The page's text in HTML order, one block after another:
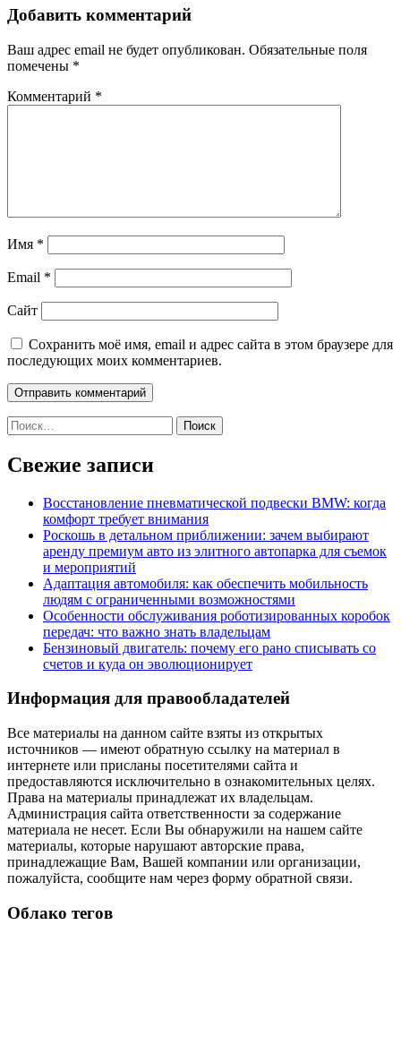
Добавить комментарий
Ваш адрес email не будет опубликован. Обязательные поля
помечены *
Комментарий *
Имя *
Email *
Сайт
Сохранить моё имя, email и адрес сайта в этом браузере для
последующих моих комментариев.
Найти:
Свежие записи
Восстановление пневматической подвески BMW: когда
комфорт требует внимания
Роскошь в детальном приближении: зачем выбирают
аренду премиум авто из элитного автопарка для съемок
и мероприятий
Адаптация автомобиля: как обеспечить мобильность
людям с ограниченными возможностями
Особенности обслуживания роботизированных коробок
передач: что важно знать владельцам
Бензиновый двигатель: почему его рано списывать со
счетов и куда он эволюционирует
Информация для правообладателей
Все материалы на данном сайте взяты из открытых
источников — имеют обратную ссылку на материал в
интернете или присланы посетителями сайта и
предоставляются исключительно в ознакомительных целях.
Права на материалы принадлежат их владельцам.
Администрация сайта ответственности за содержание
материала не несет. Если Вы обнаружили на нашем сайте
материалы, которые нарушают авторские права,
принадлежащие Вам, Вашей компании или организации,
пожалуйста, сообщите нам через форму обратной связи.
Облако тегов